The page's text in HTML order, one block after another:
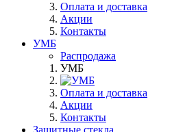
Оплата и доставка
Акции
Контакты
УМБ
Распродажа
УМБ
Оплата и доставка
Акции
Контакты